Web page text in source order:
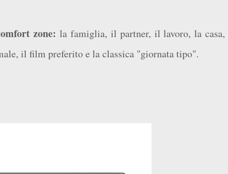
zone: la famiglia, il partner, il lavoro, la
il film preferito e la classica "giornata tipo".